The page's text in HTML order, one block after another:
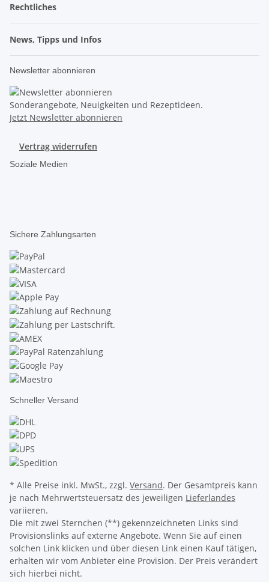
Rechtliches
News, Tipps und Infos
Newsletter abonnieren
Sonderangebote, Neuigkeiten und Rezeptideen.
Jetzt Newsletter abonnieren
Vertrag widerrufen
Soziale Medien
Sichere Zahlungsarten
Schneller Versand
* Alle Preise inkl. MwSt., zzgl. Versand. Der Gesamtpreis kann
je nach Mehrwertsteuersatz des jeweiligen Lieferlandes
variieren.
Die mit zwei Sternchen (**) gekennzeichneten Links sind
Provisionslinks auf externe Angebote. Wenn Sie auf einen
solchen Link klicken und über diesen Link einen Kauf tätigen,
erhalten wir vom Anbieter eine Provision. Der Preis verändert
sich hierbei nicht.